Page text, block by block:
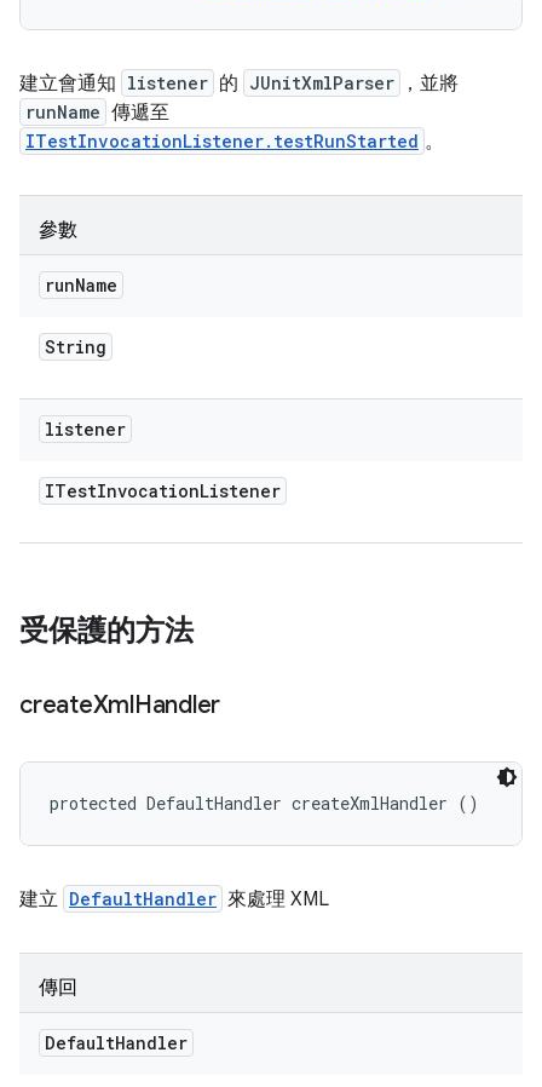
建立會通知 listener 的 JUnitXmlParser ，並將
runName 傳遞至
ITestInvocationListener.testRunStarted 。
參數
runName
String
listener
ITestInvocationListener
受保護的方法
createXmlHandler
protected DefaultHandler createXmlHandler ()
建立 DefaultHandler 來處理 XML
傳回
DefaultHandler